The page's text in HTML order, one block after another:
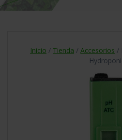
Inicio / Tienda / Accesorios /